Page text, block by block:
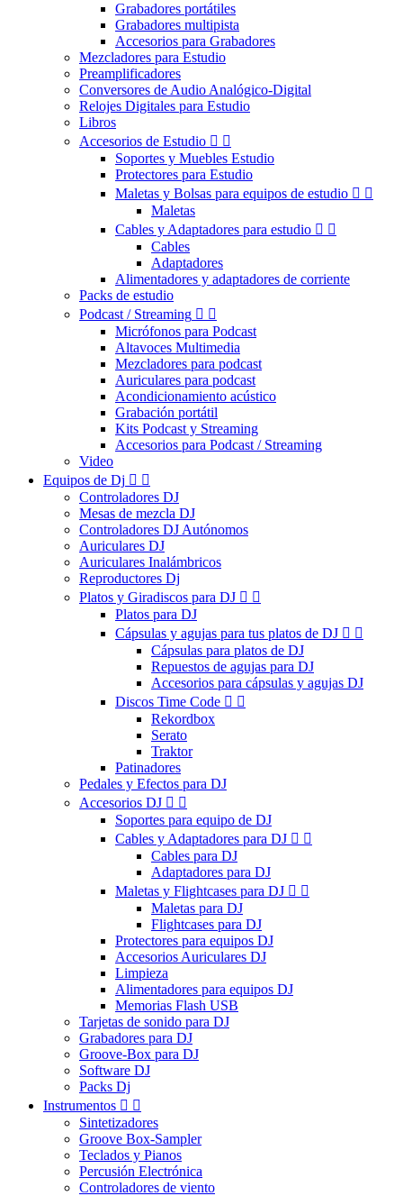
Grabadores portátiles
Grabadores multipista
Accesorios para Grabadores
Mezcladores para Estudio
Preamplificadores
Conversores de Audio Analógico-Digital
Relojes Digitales para Estudio
Libros
Accesorios de Estudio  
Soportes y Muebles Estudio
Protectores para Estudio
Maletas y Bolsas para equipos de estudio  
Maletas
Cables y Adaptadores para estudio  
Cables
Adaptadores
Alimentadores y adaptadores de corriente
Packs de estudio
Podcast / Streaming  
Micrófonos para Podcast
Altavoces Multimedia
Mezcladores para podcast
Auriculares para podcast
Acondicionamiento acústico
Grabación portátil
Kits Podcast y Streaming
Accesorios para Podcast / Streaming
Video
Equipos de Dj  
Controladores DJ
Mesas de mezcla DJ
Controladores DJ Autónomos
Auriculares DJ
Auriculares Inalámbricos
Reproductores Dj
Platos y Giradiscos para DJ  
Platos para DJ
Cápsulas y agujas para tus platos de DJ  
Cápsulas para platos de DJ
Repuestos de agujas para DJ
Accesorios para cápsulas y agujas DJ
Discos Time Code  
Rekordbox
Serato
Traktor
Patinadores
Pedales y Efectos para DJ
Accesorios DJ  
Soportes para equipo de DJ
Cables y Adaptadores para DJ  
Cables para DJ
Adaptadores para DJ
Maletas y Flightcases para DJ  
Maletas para DJ
Flightcases para DJ
Protectores para equipos DJ
Accesorios Auriculares DJ
Limpieza
Alimentadores para equipos DJ
Memorias Flash USB
Tarjetas de sonido para DJ
Grabadores para DJ
Groove-Box para DJ
Software DJ
Packs Dj
Instrumentos  
Sintetizadores
Groove Box-Sampler
Teclados y Pianos
Percusión Electrónica
Controladores de viento